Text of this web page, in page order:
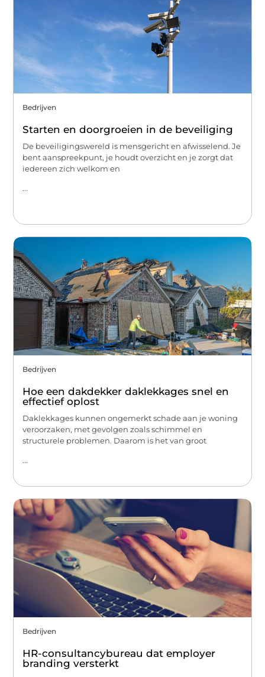
Bedrijven
Starten en doorgroeien in de beveiliging
De beveiligingswereld is mensgericht en afwisselend. Je
bent aanspreekpunt, je houdt overzicht en je zorgt dat
iedereen zich welkom en
...
Bedrijven
Hoe een dakdekker daklekkages snel en
effectief oplost
Daklekkages kunnen ongemerkt schade aan je woning
veroorzaken, met gevolgen zoals schimmel en
structurele problemen. Daarom is het van groot
...
Bedrijven
HR-consultancybureau dat employer
branding versterkt